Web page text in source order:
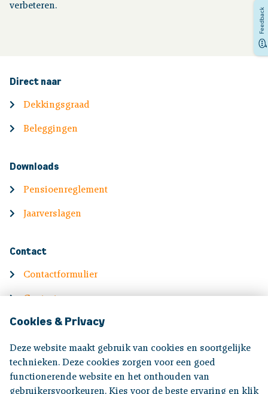
Cookies & Privacy
Deze website maakt gebruik van cookies en soortgelijke
technieken. Deze cookies zorgen voor een goed
functionerende website en het onthouden van
gebruikersvoorkeuren. Kies voor de beste ervaring en klik
verbeteren.
Direct naar
Dekkingsgraad
Beleggingen
Downloads
Pensioenreglement
Jaarverslagen
Contact
Contactformulier
Contactgegevens
Information in English
Feedback